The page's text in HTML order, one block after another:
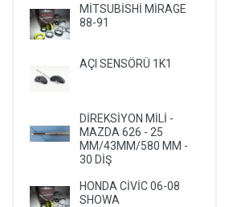
MITSUBISHI
NISSAN
OLDSMOBILE
OPEL
PEUGEOT
PLYMOUTH
PONTIAC
PORSCHE
MİTSUBİSHİ MİRAGE
88-91
AÇI SENSÖRÜ 1K1
DİREKSİYON MİLİ -
MAZDA 626 - 25
MM/43MM/580 MM -
30 DİŞ
HONDA CİVİC 06-08
SHOWA